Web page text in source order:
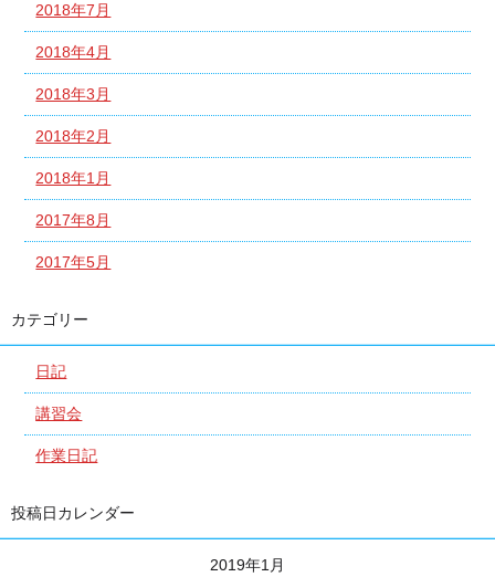
2018年7月
2018年4月
2018年3月
2018年2月
2018年1月
2017年8月
2017年5月
カテゴリー
日記
講習会
作業日記
投稿日カレンダー
2019年1月